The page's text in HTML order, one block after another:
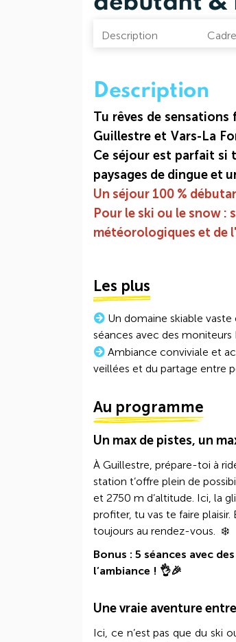
Description
Description
Tu rêves de sensations
Guillestre et Vars-La
Ce séjour est parfait si
paysages de dingue et
Un séjour 100 %
Pour le ski ou le snow
météorologiques et de
Les plus
Un domaine skiable
séances avec des moniteurs
Ambiance conviviale et
veillées et du partage entre
Au programme
Un max de pistes, un
À Guillestre, prépare-toi à
station t’offre plein de
et 2750 m d’altitude. Ici, la
profiter, tu vas te faire
toujours au rendez-vous. ❄️
Bonus : 5 séances avec
l’ambiance ! 👌🎉
Une vraie aventure
Ici, ce n’est pas que du ski